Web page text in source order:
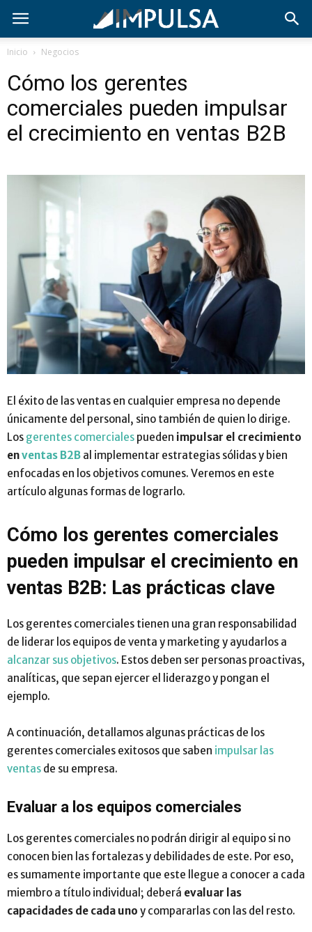
Inicio Negocios
Cómo los gerentes
comerciales pueden impulsar
el crecimiento en ventas B2B
El éxito de las ventas en cualquier empresa no depende
únicamente del personal, sino también de quien lo dirige.
Los gerentes comerciales pueden impulsar el crecimiento
enventas B2B al implementar estrategias sólidas y bien
enfocadas en los objetivos comunes. Veremos en este
artículo algunas formas de lograrlo.
Cómo los gerentes comerciales
pueden impulsar el crecimiento en
ventas B2B: Las prácticas clave
Los gerentes comerciales tienen una gran responsabilidad
de liderar los equipos de venta y marketing y ayudarlos a
alcanzar sus objetivos. Estos deben ser personas proactivas,
analíticas, que sepan ejercer el liderazgo y pongan el
ejemplo.
A continuación, detallamos algunas prácticas de los
gerentes comerciales exitosos que saben impulsar las
ventas de su empresa.
Evaluar a los equipos comerciales
Los gerentes comerciales no podrán dirigir al equipo si no
conocen bien las fortalezas y debilidades de este. Por eso,
es sumamente importante que este llegue a conocer a cada
miembro a título individual; deberá evaluar las
capacidades de cada uno y compararlas con las del resto.